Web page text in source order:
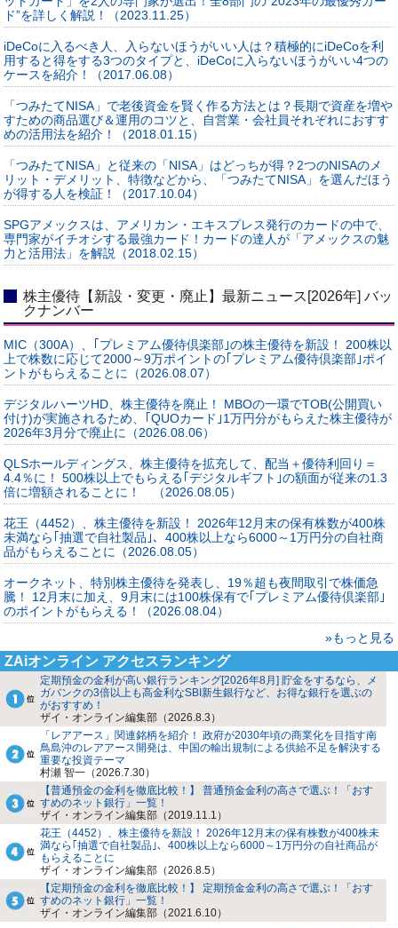
ド”を詳しく解説！（2023.11.25）
iDeCoに入るべき人、入らないほうがいい人は？積極的にiDeCoを利
用すると得をする3つのタイプと、iDeCoに入らないほうがいい4つの
ケースを紹介！（2017.06.08）
「つみたてNISA」で老後資金を賢く作る方法とは？長期で資産を増や
すための商品選び＆運用のコツと、自営業・会社員それぞれにおすす
めの活用法を紹介！（2018.01.15）
「つみたてNISA」と従来の「NISA」はどっちが得？2つのNISAのメ
リット・デメリット、特徴などから、「つみたてNISA」を選んだほう
が得する人を検証！（2017.10.04）
SPGアメックスは、アメリカン・エキスプレス発行のカードの中で、
専門家がイチオシする最強カード！カードの達人が「アメックスの魅
力と活用法」を解説（2018.02.15）
株主優待【新設・変更・廃止】最新ニュース[2026年] バッ
クナンバー
MIC（300A）、｢プレミアム優待倶楽部｣の株主優待を新設！ 200株以
上で株数に応じて2000～9万ポイントの｢プレミアム優待倶楽部｣ポイ
ントがもらえることに（2026.08.07）
デジタルハーツHD、株主優待を廃止！ MBOの一環でTOB(公開買い
付け)が実施されるため、｢QUOカード｣1万円分がもらえた株主優待が
2026年3月分で廃止に（2026.08.06）
QLSホールディングス、株主優待を拡充して、配当＋優待利回り＝
4.4％に！ 500株以上でもらえる｢デジタルギフト｣の額面が従来の1.3
倍に増額されることに！ （2026.08.05）
花王（4452）、株主優待を新設！ 2026年12月末の保有株数が400株
未満なら｢抽選で自社製品｣、400株以上なら6000～1万円分の自社商
品がもらえることに（2026.08.05）
オークネット、特別株主優待を発表し、19％超も夜間取引で株価急
騰！ 12月末に加え、9月末には100株保有で｢プレミアム優待倶楽部｣
のポイントがもらえる！（2026.08.04）
»もっと見る
ZAiオンライン アクセスランキング
定期預金の金利が高い銀行ランキング[2026年8月] 貯金をするなら、メ
ガバンクの3倍以上も高金利なSBI新生銀行など、お得な銀行を選ぶの
がおすすめ！
ザイ・オンライン編集部（2026.8.3）
「レアアース」関連銘柄を紹介！ 政府が2030年頃の商業化を目指す南
鳥島沖のレアアース開発は、中国の輸出規制による供給不足を解決する
重要な投資テーマ
村瀬 智一（2026.7.30）
【普通預金の金利を徹底比較！】 普通預金金利の高さで選ぶ！「おす
すめのネット銀行」一覧！
ザイ・オンライン編集部（2019.11.1）
花王（4452）、株主優待を新設！ 2026年12月末の保有株数が400株未
満なら｢抽選で自社製品｣、400株以上なら6000～1万円分の自社商品が
もらえることに
ザイ・オンライン編集部（2026.8.5）
【定期預金の金利を徹底比較！】 定期預金金利の高さで選ぶ！「おす
すめのネット銀行」一覧！
ザイ・オンライン編集部（2021.6.10）